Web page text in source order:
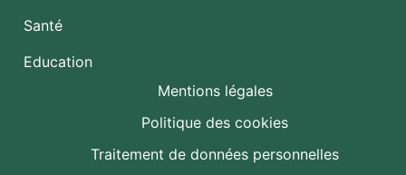
Santé
Education
Mentions légales
Politique des cookies
Traitement de données personnelles